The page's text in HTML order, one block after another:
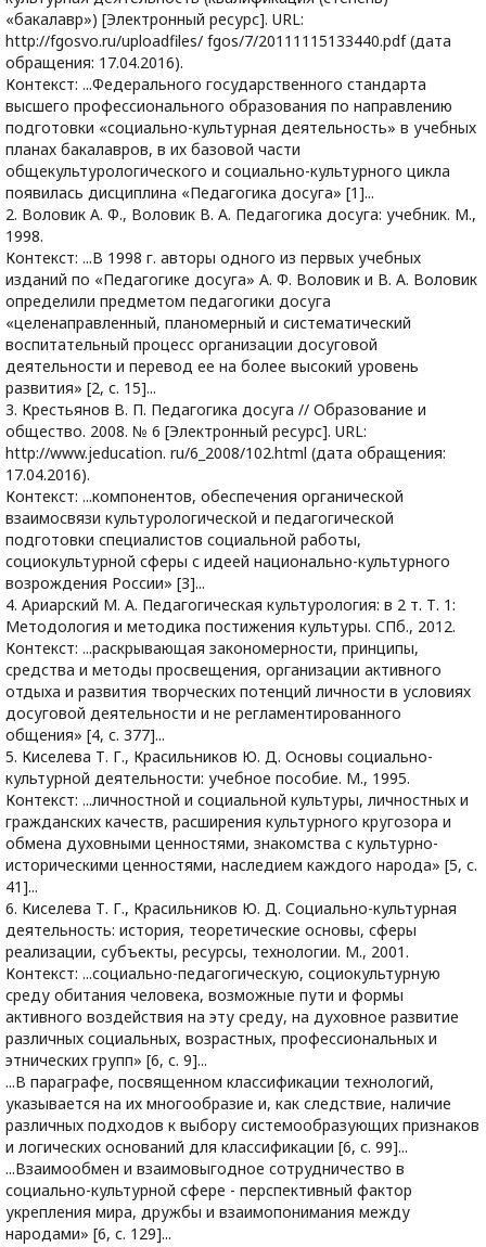
«бакалавр») [Электронный ресурс]. URL:
http://fgosvo.ru/uploadfiles/ fgos/7/20111115133440.pdf (дата
обращения: 17.04.2016).
Контекст: ...Федерального государственного стандарта
высшего профессионального образования по направлению
подготовки «социально-культурная деятельность» в учебных
планах бакалавров, в их базовой части
общекультурологического и социально-культурного цикла
появилась дисциплина «Педагогика досуга» [1]...
2. Воловик А. Ф., Воловик В. А. Педагогика досуга: учебник. М.,
1998.
Контекст: ...В 1998 г. авторы одного из первых учебных
изданий по «Педагогике досуга» А. Ф. Воловик и В. А. Воловик
определили предметом педагогики досуга
«целенаправленный, планомерный и систематический
воспитательный процесс организации досуговой
деятельности и перевод ее на более высокий уровень
развития» [2, с. 15]...
3. Крестьянов В. П. Педагогика досуга // Образование и
общество. 2008. № 6 [Электронный ресурс]. URL:
http://www.jeducation. ru/6_2008/102.html (дата обращения:
17.04.2016).
Контекст: ...компонентов, обеспечения органической
взаимосвязи культурологической и педагогической
подготовки специалистов социальной работы,
социокультурной сферы с идеей национально-культурного
возрождения России» [3]...
4. Ариарский М. А. Педагогическая культурология: в 2 т. Т. 1:
Методология и методика постижения культуры. СПб., 2012.
Контекст: ...раскрывающая закономерности, принципы,
средства и методы просвещения, организации активного
отдыха и развития творческих потенций личности в условиях
досуговой деятельности и не регламентированного
общения» [4, с. 377]...
5. Киселева Т. Г., Красильников Ю. Д. Основы социально-
культурной деятельности: учебное пособие. М., 1995.
Контекст: ...личностной и социальной культуры, личностных и
гражданских качеств, расширения культурного кругозора и
обмена духовными ценностями, знакомства с культурно-
историческими ценностями, наследием каждого народа» [5, с.
41]...
6. Киселева Т. Г., Красильников Ю. Д. Социально-культурная
деятельность: история, теоретические основы, сферы
реализации, субъекты, ресурсы, технологии. М., 2001.
Контекст: ...социально-педагогическую, социокультурную
среду обитания человека, возможные пути и формы
активного воздействия на эту среду, на духовное развитие
различных социальных, возрастных, профессиональных и
этнических групп» [6, с. 9]...
...В параграфе, посвященном классификации технологий,
указывается на их многообразие и, как следствие, наличие
различных подходов к выбору системообразующих признаков
и логических оснований для классификации [6, с. 99]...
...Взаимообмен и взаимовыгодное сотрудничество в
социально-культурной сфере - перспективный фактор
укрепления мира, дружбы и взаимопонимания между
народами» [6, с. 129]...